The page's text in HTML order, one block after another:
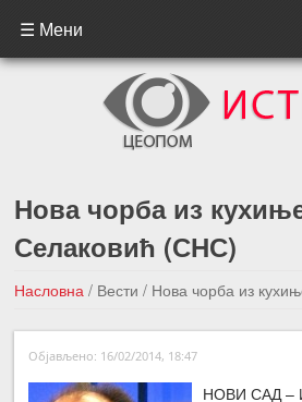
☰ Мени
Нова чорба из
Селаковић (СНС)
Насловна / Вести/ Нова чорба из
(СНС)
←Претходна вест
Објављено: 16/02/2014, 18:47
НОВИ САД –